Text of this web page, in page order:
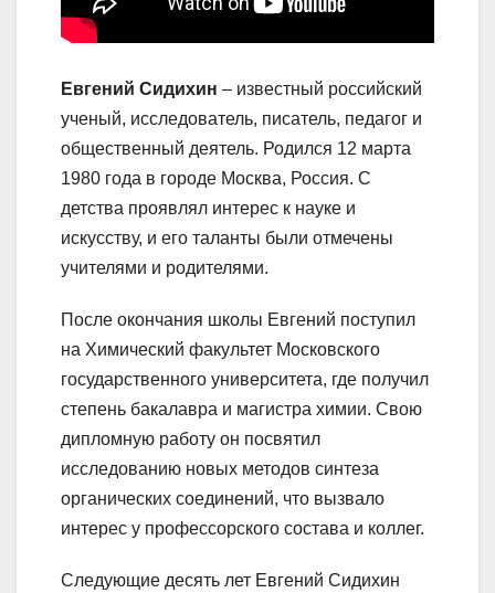
Евгений Сидихин – известный российский
ученый, исследователь, писатель, педагог и
общественный деятель. Родился 12 марта
1980 года в городе Москва, Россия. С
детства проявлял интерес к науке и
искусству, и его таланты были отмечены
учителями и родителями.
После окончания школы Евгений поступил
на Химический факультет Московского
государственного университета, где получил
степень бакалавра и магистра химии. Свою
дипломную работу он посвятил
исследованию новых методов синтеза
органических соединений, что вызвало
интерес у профессорского состава и коллег.
Следующие десять лет Евгений Сидихин